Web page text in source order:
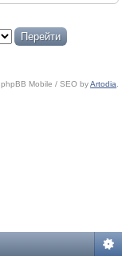
phpBB Mobile / SEO byArtodia